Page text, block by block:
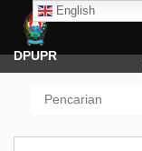
English
DPUPR